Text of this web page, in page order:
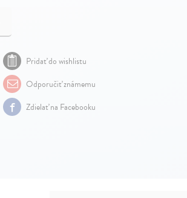
Pridať do wishlistu
Odporučiť známemu
Zdielať na Facebooku